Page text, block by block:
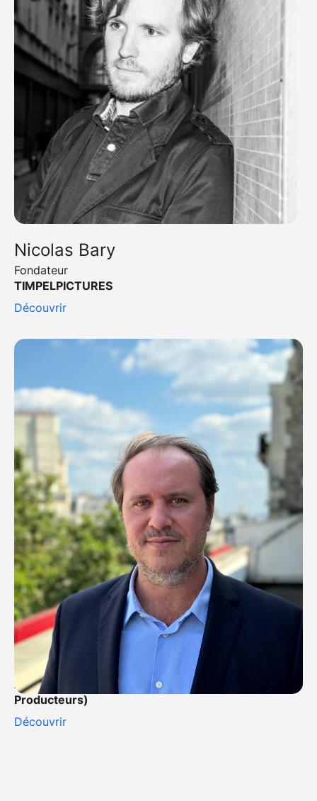
Nicolas Bary
Fondateur
TIMPELPICTURES
Découvrir
Mathieu Ripka
Délégué Général
ARP (Société civile des Auteurs-Réalisateurs-
Producteurs)
Découvrir